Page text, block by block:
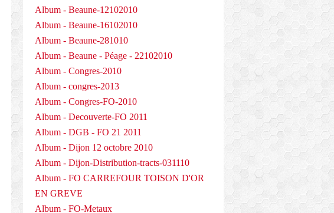
Album - Beaune-12102010
Album - Beaune-16102010
Album - Beaune-281010
Album - Beaune - Péage - 22102010
Album - Congres-2010
Album - congres-2013
Album - Congres-FO-2010
Album - Decouverte-FO 2011
Album - DGB - FO 21 2011
Album - Dijon 12 octobre 2010
Album - Dijon-Distribution-tracts-031110
Album - FO CARREFOUR TOISON D'OR
EN GREVE
Album - FO-Metaux